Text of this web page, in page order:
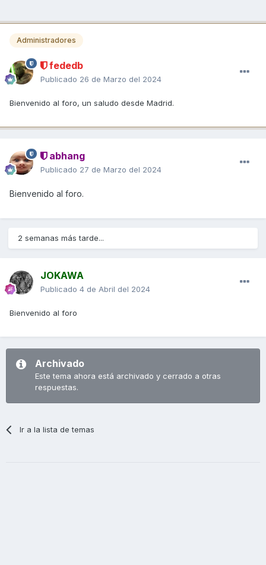
Administradores
fededb
Publicado 26 de Marzo del 2024
Bienvenido al foro, un saludo desde Madrid.
abhang
Publicado 27 de Marzo del 2024
Bienvenido al foro.
2 semanas más tarde...
JOKAWA
Publicado 4 de Abril del 2024
Bienvenido al foro
Archivado
Este tema ahora está archivado y cerrado a otras
respuestas.
Ir a la lista de temas